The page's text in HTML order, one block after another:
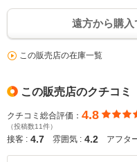
遠方から購
この販売店の在庫一覧
この販売店のクチコミ
クチコミ総合評価： 4.8
（投稿数11件）
接客 : 4.7 雰囲気 : 4.2 アフタ